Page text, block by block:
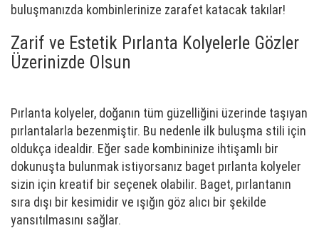
buluşmanızda kombinlerinize zarafet katacak takılar!
Zarif ve Estetik Pırlanta Kolyelerle Gözler
Üzerinizde Olsun
Pırlanta kolyeler, doğanın tüm güzelliğini üzerinde taşıyan
pırlantalarla bezenmiştir. Bu nedenle ilk buluşma stili için
oldukça idealdir. Eğer sade kombininize ihtişamlı bir
dokunuşta bulunmak istiyorsanız baget pırlanta kolyeler
sizin için kreatif bir seçenek olabilir. Baget, pırlantanın
sıra dışı bir kesimidir ve ışığın göz alıcı bir şekilde
yansıtılmasını sağlar.